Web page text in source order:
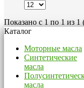
Показано с 1 по 1 из 1
Каталог
Моторные масла
Синтетические
масла
масла